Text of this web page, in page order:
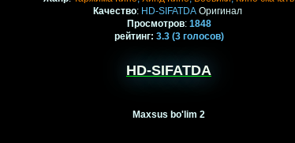
Качество: HD-SIFATDA Оригинал
Просмотров: 1848
рейтинг: 3.3 (3голосов)
HD-SIFATDA
Maxsus bo'lim 2